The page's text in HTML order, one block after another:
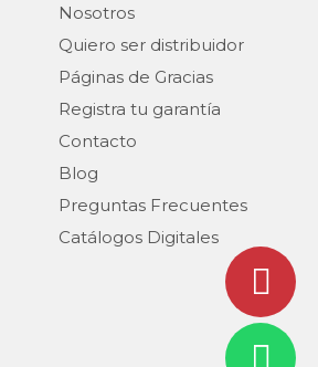
Nosotros
Quiero ser distribuidor
Páginas de Gracias
Registra tu garantía
Contacto
Blog
Preguntas Frecuentes
Catálogos Digitales